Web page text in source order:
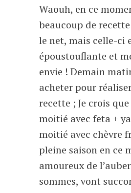
Waouh, en ce
beaucoup de
le net, mais celle-ci
époustouflante et
envie ! Demain
acheter pour
recette ; Je crois
moitié avec feta +
moitié avec chèvre
pleine saison en ce
amoureux de
sommes, vont